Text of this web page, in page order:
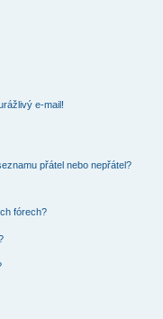
e-mail!
přátel nebo nepřátel?
fórech?